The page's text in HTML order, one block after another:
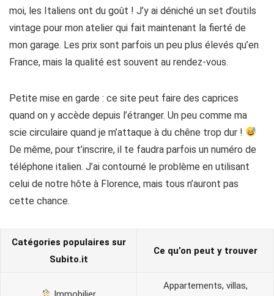
moi, les Italiens ont du goût ! J’y ai déniché un set d’outils
vintage pour mon atelier qui fait maintenant la fierté de
mon garage. Les prix sont parfois un peu plus élevés qu’en
France, mais la qualité est souvent au rendez-vous.
Petite mise en garde : ce site peut faire des caprices
quand on y accède depuis l’étranger. Un peu comme ma
scie circulaire quand je m’attaque à du chêne trop dur !
De même, pour t’inscrire, il te faudra parfois un numéro de
téléphone italien. J’ai contourné le problème en utilisant
celui de notre hôte à Florence, mais tous n’auront pas
cette chance.
Catégories populaires sur
Subito.it
Ce qu’on peut y trouver
Appartements, villas,